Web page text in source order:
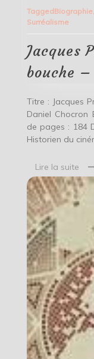
TaggedBiographie,
Surréalisme
Jacques
bouche –
Titre : Jacques
Daniel Chocron
de pages : 184
Historien du
Lire la suite